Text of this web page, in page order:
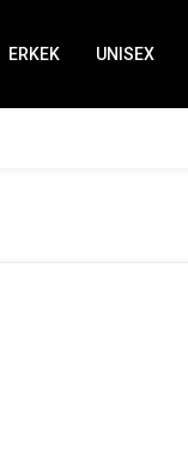
ERKEK UNISEX